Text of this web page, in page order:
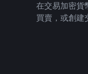
在交易加密貨
買賣，或創建